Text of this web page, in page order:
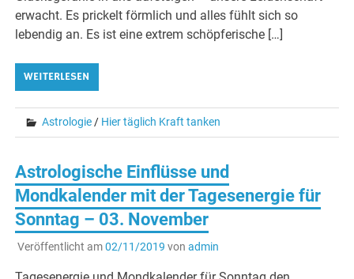
erwacht. Es prickelt förmlich und alles fühlt sich so
lebendig an. Es ist eine extrem schöpferische […]
WEITERLESEN
Astrologie / Hier täglich Kraft tanken
Astrologische Einflüsse und
Mondkalender mit der Tagesenergie für
Sonntag – 03. November
Veröffentlicht am02/11/2019 von admin